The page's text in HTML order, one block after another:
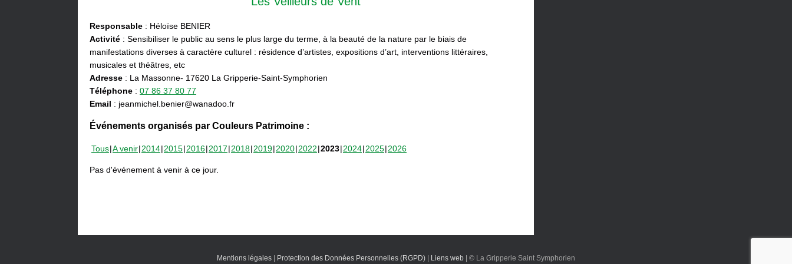
Responsable : Héloïse BENIER
Activité : Sensibiliser le public au sens le plus large du terme, à la beauté de la nature par le biais de
manifestations diverses à caractère culturel : résidence d’artistes, expositions d’art, interventions littéraires,
musicales et théâtres, etc
Adresse : La Massonne- 17620 La Gripperie-Saint-Symphorien
Téléphone : 07 86 37 80 77
Email : jeanmichel.benier@wanadoo.fr
Événements organisés par Couleurs Patrimoine :
Tous A venir 2014 2015 2016 2017 2018 2019 2020 2022 2023 2024 2025 2026
Pas d'événement à venir à ce jour.
Mentions légales Protection des Données Personnelles (RGPD) Liens web | © La Gripperie Saint Symphorien